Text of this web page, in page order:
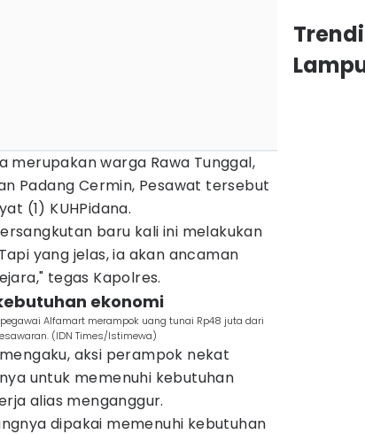
warga Rawa Tunggal,
Padang Cermin, Pesawat tersebut
(1) KUHPidana.
baru kali ini melakukan
yang jelas, ia akan ancaman
tegas Kapolres.
ekonomi
Alfamart merampok uang tunai Rp48 juta dari
(IDN Times/Istimewa)
aksi perampok nekat
untuk memenuhi kebutuhan
alias menganggur.
dipakai memenuhi kebutuhan